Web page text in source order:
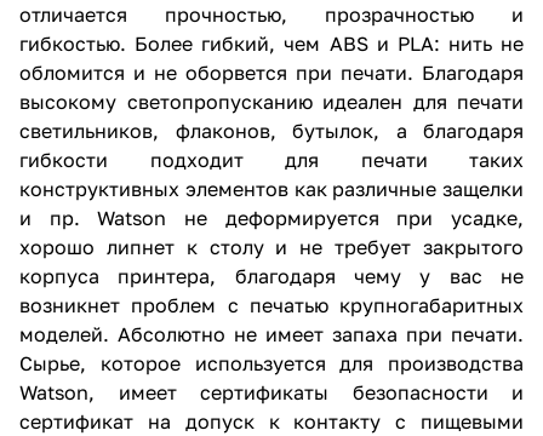
отличается прочностью, прозрачностью и
гибкостью. Более гибкий, чем ABS и PLA: нить не
обломится и не оборвется при печати. Благодаря
высокому светопропусканию идеален для печати
светильников, флаконов, бутылок, а благодаря
гибкости подходит для печати таких
конструктивных элементов как различные защелки
и пр. Watson не деформируется при усадке,
хорошо липнет к столу и не требует закрытого
корпуса принтера, благодаря чему у вас не
возникнет проблем с печатью крупногабаритных
моделей. Абсолютно не имеет запаха при печати.
Сырье, которое используется для производства
Watson, имеет сертификаты безопасности и
сертификат на допуск к контакту с пищевыми